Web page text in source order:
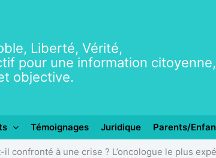
Liberté, Vérité,
pour une information citoyenne,
objective.
Témoignages Juridique Parents/
confronté à une crise ? L’oncologue le plus